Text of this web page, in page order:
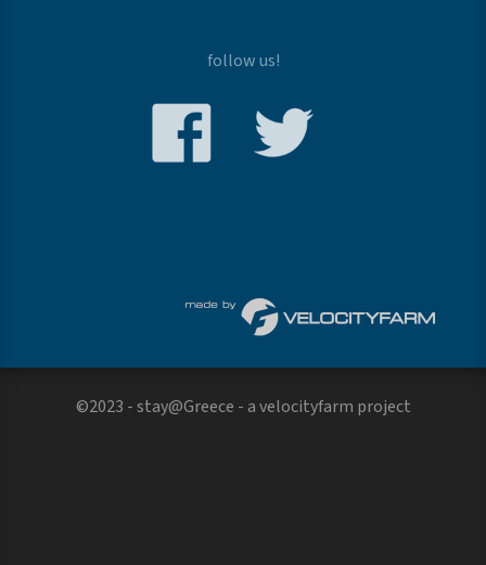
follow us!
©2023 - stay@Greece - avelocityfarm project